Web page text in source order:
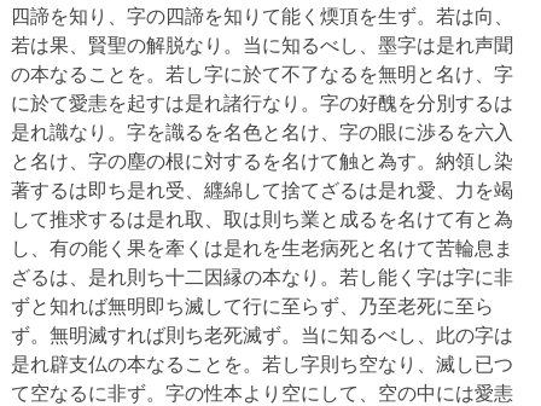
四諦を知り、字の四諦を知りて能く煗頂を生ず。若は向、
若は果、賢聖の解脱なり。当に知るべし、墨字は是れ声聞
の本なることを。若し字に於て不了なるを無明と名け、字
に於て愛恚を起すは是れ諸行なり。字の好醜を分別するは
是れ識なり。字を識るを名色と名け、字の眼に渉るを六入
と名け、字の塵の根に対するを名けて触と為す。納領し染
著するは即ち是れ受、纒綿して捨てざるは是れ愛、力を竭
して推求するは是れ取、取は則ち業と成るを名けて有と為
し、有の能く果を牽くは是れを生老病死と名けて苦輪息ま
ざるは、是れ則ち十二因縁の本なり。若し能く字は字に非
ずと知れば無明即ち滅して行に至らず、乃至老死に至ら
ず。無明滅すれば則ち老死滅ず。当に知るべし、此の字は
是れ辟支仏の本なることを。若し字則ち空なり、滅し已つ
て空なるに非ず。字の性本より空にして、空の中には愛恚